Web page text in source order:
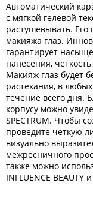
Автоматический
с мягкой гелевой
растушевывать.
макияжа глаз.
гарантирует
нанесения,
Макияж глаз будет
растекания, в
течение всего дня.
корпусу можно
SPECTRUM. Чтобы
проведите четкую
визуально
межресничного
также можно
INFLUENCE BEAUTY